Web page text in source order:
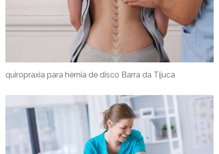
quiropraxia para hérnia de disco Barra da Tijuca